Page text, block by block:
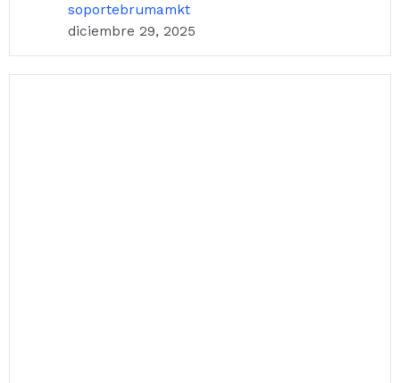
soportebrumamkt
diciembre 29, 2025